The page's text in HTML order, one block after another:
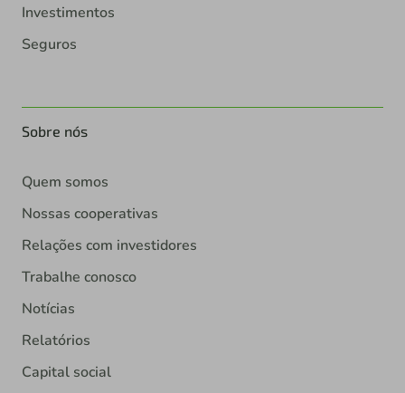
Investimentos
Seguros
Sobre nós
Quem somos
Nossas cooperativas
Relações com investidores
Trabalhe conosco
Notícias
Relatórios
Capital social